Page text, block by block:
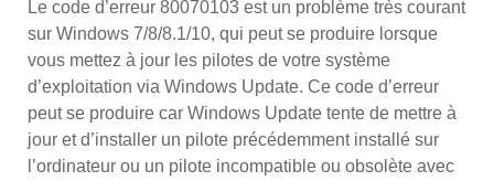
Le code d’erreur 80070103 est un problème très courant
sur Windows 7/8/8.1/10, qui peut se produire lorsque
vous mettez à jour les pilotes de votre système
d’exploitation via Windows Update. Ce code d’erreur
peut se produire car Windows Update tente de mettre à
jour et d’installer un pilote précédemment installé sur
l’ordinateur ou un pilote incompatible ou obsolète avec